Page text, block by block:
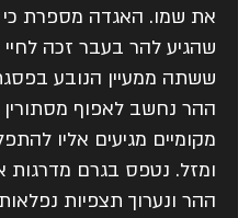
את שמו. האגדה מספרת כי
שהגיע להר בעבר זכה
ששתה ממעיין הנובע
ההר נחשב לאפוף מסתורין
מקומיים מגיעים אליו
ומזל. נטפס בגרם מדרגות
ההר ונערוך תצפיות